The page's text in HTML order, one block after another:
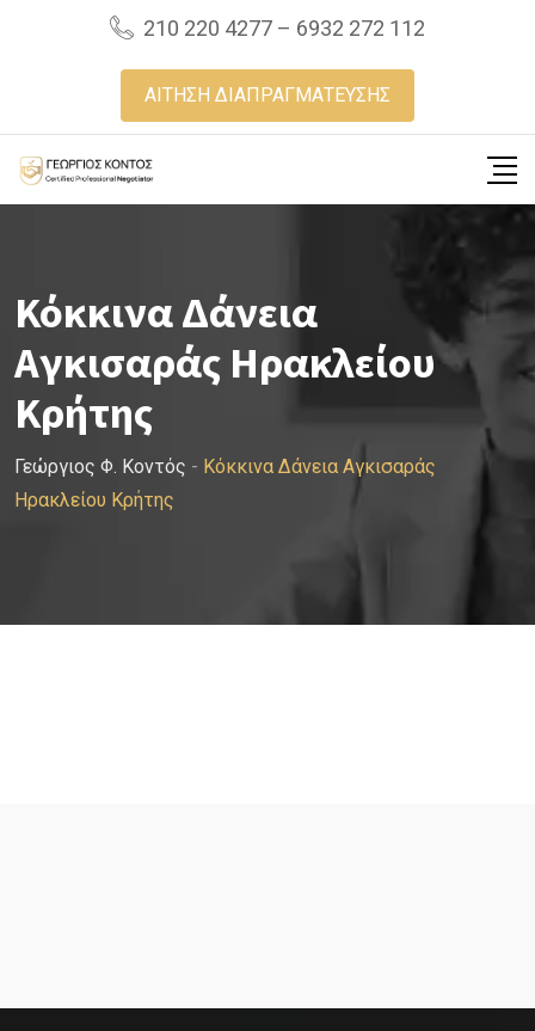
210 220 4277 – 6932 272 112
ΑΙΤΗΣΗ ΔΙΑΠΡΑΓΜΑΤΕΥΣΗΣ
Κόκκινα Δάνεια
Αγκισαράς Ηρακλείου
Κρήτης
Γεώργιος Φ. Κοντός - Κόκκινα Δάνεια Αγκισαράς
Ηρακλείου Κρήτης